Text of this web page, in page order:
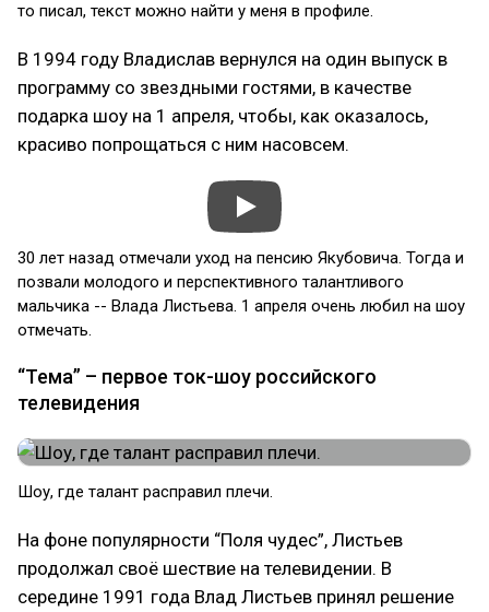
то писал, текст можно найти у меня в профиле.
В 1994 году Владислав вернулся на один выпуск в
программу со звездными гостями, в качестве
подарка шоу на 1 апреля, чтобы, как оказалось,
красиво попрощаться с ним насовсем.
30 лет назад отмечали уход на пенсию Якубовича. Тогда и
позвали молодого и перспективного талантливого
мальчика -- Влада Листьева. 1 апреля очень любил на шоу
отмечать.
“Тема” – первое ток-шоу российского
телевидения
Шоу, где талант расправил плечи.
На фоне популярности “Поля чудес”, Листьев
продолжал своё шествие на телевидении. В
середине 1991 года Влад Листьев принял решение